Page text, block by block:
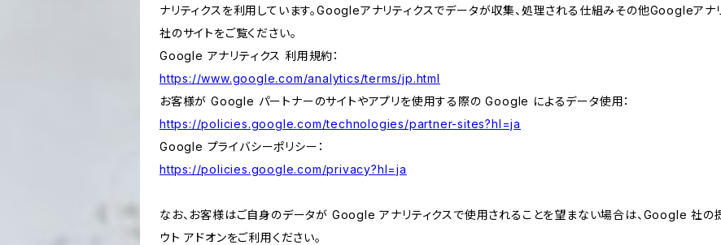
ナリティクスを利用しています。Googleアナリティクスでデータが収集、処理される仕組みその他Googleアナ
社のサイトをご覧ください。
Google アナリティクス 利用規約：
https://www.google.com/analytics/terms/jp.html
お客様が Google パートナーのサイトやアプリを使用する際の Google によるデータ使用：
https://policies.google.com/technologies/partner-sites?hl=ja
Google プライバシーポリシー：
https://policies.google.com/privacy?hl=ja
なお、お客様はご自身のデータが Google アナリティクスで使用されることを望まない場合は、Google 社の
ウト アドオンをご利用ください。